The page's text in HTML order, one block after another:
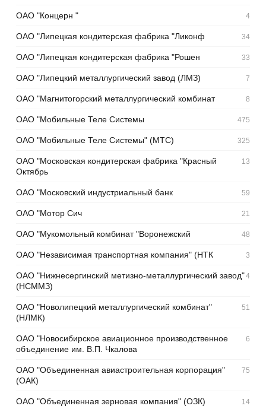
ОАО "Концерн " 4
ОАО "Липецкая кондитерская фабрика "Ликонф 34
ОАО "Липецкая кондитерская фабрика "Рошен 33
ОАО "Липецкий металлургический завод (ЛМЗ) 7
ОАО "Магнитогорский металлургический комбинат 8
ОАО "Мобильные Теле Системы 475
ОАО "Мобильные Теле Системы" (МТС) 325
ОАО "Московская кондитерская фабрика "Красный
Октябрь
13
ОАО "Московский индустриальный банк 59
ОАО "Мотор Сич 21
ОАО "Мукомольный комбинат "Воронежский 48
ОАО "Независимая транспортная компания" (НТК 3
ОАО "Нижнесергинский метизно-металлургический завод"
(НСММЗ)
4
ОАО "Новолипецкий металлургический комбинат"
(НЛМК)
51
ОАО "Новосибирское авиационное производственное
объединение им. В.П. Чкалова
6
ОАО "Объединенная авиастроительная корпорация"
(ОАК)
75
ОАО "Объединенная зерновая компания" (ОЗК) 14